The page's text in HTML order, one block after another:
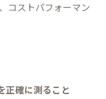
コストパフォーマン
正確に測ること